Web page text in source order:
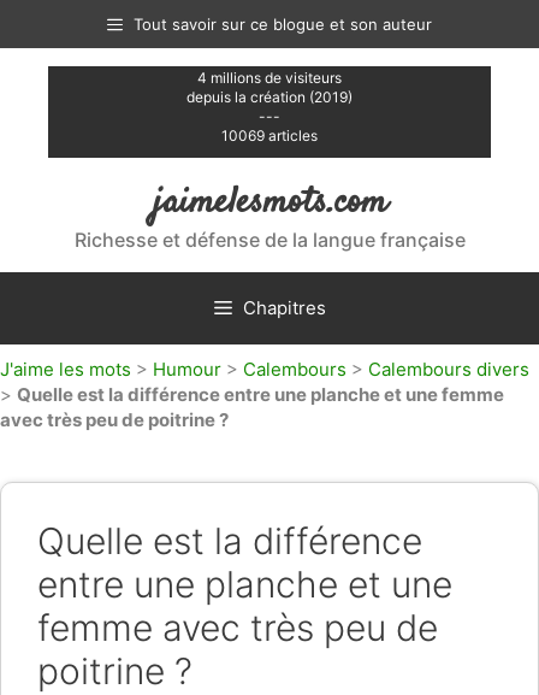
contenu
Tout savoir sur ce blogue et son auteur
4 millions de visiteurs
depuis la création (2019)
---
10069 articles
jaimelesmots.com
Richesse et défense de la langue française
Chapitres
J'aime les mots > Humour > Calembours > Calembours divers
> Quelle est la différence entre une planche et une femme
avec très peu de poitrine ?
Quelle est la différence
entre une planche et une
femme avec très peu de
poitrine ?